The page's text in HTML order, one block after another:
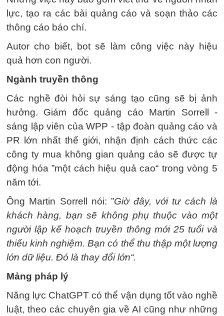
lực, tạo ra các bài quảng cáo và soạn thảo các
thông cáo báo chí.
Autor cho biết, bot sẽ làm công việc này hiệu
quả hơn con người.
Ngành truyền thông
Các nghề đòi hỏi sự sáng tạo cũng sẽ bị ảnh
hưởng. Giám đốc quảng cáo Martin Sorrell -
sáng lập viên của WPP - tập đoàn quảng cáo và
PR lớn nhất thế giới, nhận định cách thức các
công ty mua không gian quảng cáo sẽ được tự
động hóa ”một cách hiệu quả cao“ trong vòng 5
năm tới.
Ông Martin Sorrell nói: ”Giờ đây, với tư cách là
khách hàng, bạn sẽ không phụ thuộc vào một
người lập kế hoạch truyền thông mới 25 tuổi và
thiếu kinh nghiệm. Bạn có thể thu thập một lượng
lớn dữ liệu. Đó là thay đổi lớn“.
Mảng pháp lý
Năng lực ChatGPT có thể vận dụng tốt vào nghề
luật, theo các chuyên gia về AI cũng như những